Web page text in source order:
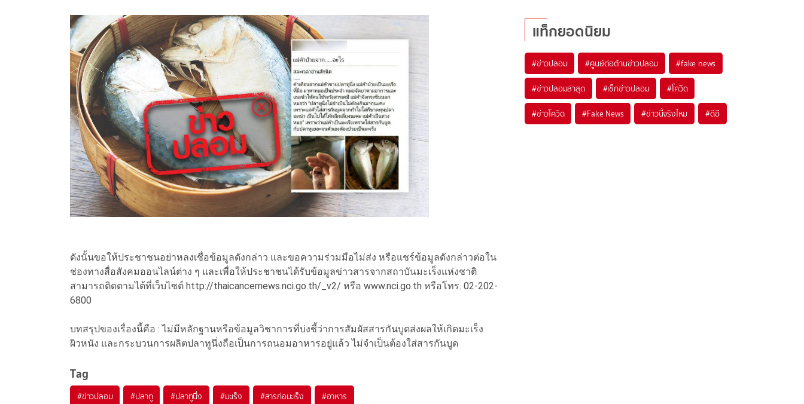
ดังนั้นขอให้ประชาชนอย่าหลงเชื่อข้อมูลดังกล่าว และขอความร่วมมือไม่ส่ง หรือแชร์ข้อมูลดังกล่าวต่อใน
ช่องทางสื่อสังคมออนไลน์ต่าง ๆ และเพื่อให้ประชาชนได้รับข้อมูลข่าวสารจากสถาบันมะเร็งแห่งชาติ
สามารถติดตามได้ที่เว็บไซต์ http://thaicancernews.nci.go.th/_v2/ หรือ www.nci.go.th หรือโทร. 02-202-
6800
บทสรุปของเรื่องนี้คือ : ไม่มีหลักฐานหรือข้อมูลวิชาการที่บ่งชี้ว่าการสัมผัสสารกันบูดส่งผลให้เกิดมะเร็ง
ผิวหนัง และกระบวนการผลิตปลาทูนึ่งถือเป็นการถนอมอาหารอยู่แล้ว ไม่จำเป็นต้องใส่สารกันบูด
Tag
#ข่าวปลอม #ปลาทู #ปลาทูนึ่ง #มะเร็ง #สารก่อมะเร็ง #อาหาร
แท็กยอดนิยม
#ข่าวปลอม #ศูนย์ต่อต้านข่าวปลอม #fake news
#ข่าวปลอมล่าสุด #เช็กข่าวปลอม #โควิด
#ข่าวโควิด #Fake News #ข่าวนี้จริงไหม #ดีอี